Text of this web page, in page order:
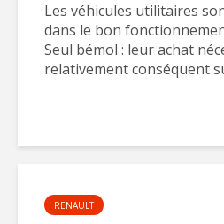
Les véhicules utilitaires
dans le bon
Seul bémol : leur achat
relativement conséquent
RENAULT